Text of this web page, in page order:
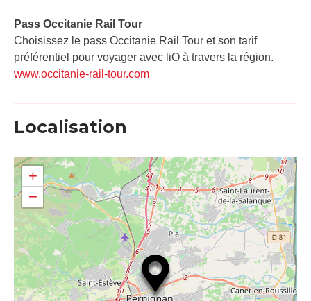
Pass Occitanie Rail Tour​
Choisissez le pass Occitanie Rail Tour et son tarif
préférentiel pour voyager avec liO à travers la région.
www.occitanie-rail-tour.com
Localisation
+
−